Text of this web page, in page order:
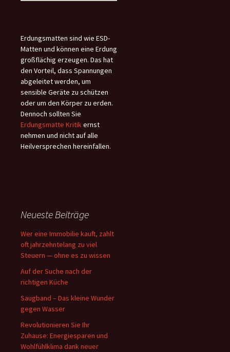
Erdungsmatten sind wie ESD-
Matten und können eine Erdung
großflächig erzeugen. Das hat
den Vorteil, dass Spannungen
abgeleitet werden, um
sensible Geräte zu schützen
oder um den Körper zu erden.
Dennoch sollten Sie
Erdungsmatte Kritikernst
nehmen und nicht auf alle
Heilversprechen hereinfallen.
Neueste Beiträge
Wer eine Immobilie kauft, zahlt
oft jahrzehntelang zu viel
Steuern — ohne es zu wissen
Auf der Suche nach der
richtigen Küche
Saugband – Das kleine Wunder
gegen Wasser
Revolutionieren Sie Ihr
Zuhause: Energiesparen und
Wohlfühlklima dank neuer